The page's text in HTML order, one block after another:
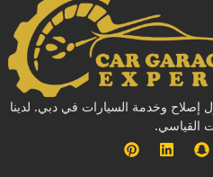
إصلاح وخدمة السيارات في دبي. لدينا
القياسي.